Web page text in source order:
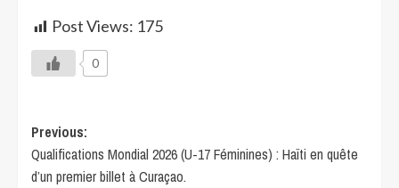
Post Views: 175
0
Previous:
Qualifications Mondial 2026 (U-17 Féminines) : Haïti en quête
d’un premier billet à Curaçao.